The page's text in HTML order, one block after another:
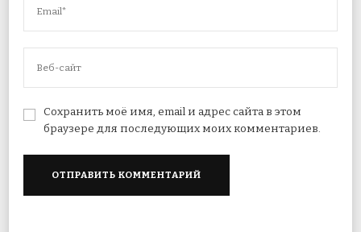
Сохранить моё имя, email и адрес сайта в этом
браузере для последующих моих комментариев.